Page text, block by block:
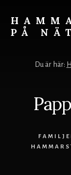
content
PÅ
Du är här: